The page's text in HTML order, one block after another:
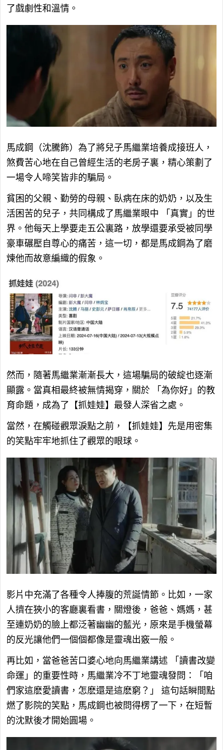
了戲劇性和溫情。
馬成鋼（沈騰飾）為了將兒子馬繼業培養成接班人，
煞費苦心地在自己曾經生活的老房子裏，精心策劃了
一場令人啼笑皆非的騙局。
貧困的父親、勤勞的母親、臥病在床的奶奶，以及生
活困苦的兒子，共同構成了馬繼業眼中
「真實」的世
界。他每天上學要走五公裏路，放學還要承受被同學
豪車碾壓自尊心的痛苦，這一切，都是馬成鋼為了磨
煉他而故意編織的假象。
然而，隨著馬繼業漸漸長大，這場騙局的破綻也逐漸
顯露。當真相最終被無情揭穿，關於
「為你好」的教
育命題，成為了【抓娃娃】最發人深省之處。
當然，在觸碰觀眾淚點之前，【抓娃娃】先是用密集
的笑點牢牢地抓住了觀眾的眼球。
影片中充滿了各種令人捧腹的荒誕情節。比如，一家
人擠在狹小的客廳裏看書，關燈後，爸爸、媽媽，甚
至連奶奶的臉上都泛著幽幽的藍光，原來是手機螢幕
的反光讓他們一個個都像是靈魂出竅一般。
再比如，當爸爸苦口婆心地向馬繼業講述
「讀書改變
命運」的重要性時，馬繼業冷不丁地靈魂發問：「咱
們家這麽愛讀書，怎麽還是這麽窮？」 這句話瞬間點
燃了影院的笑點，馬成鋼也被問得楞了一下，在短暫
的沈默後才開始圓場。